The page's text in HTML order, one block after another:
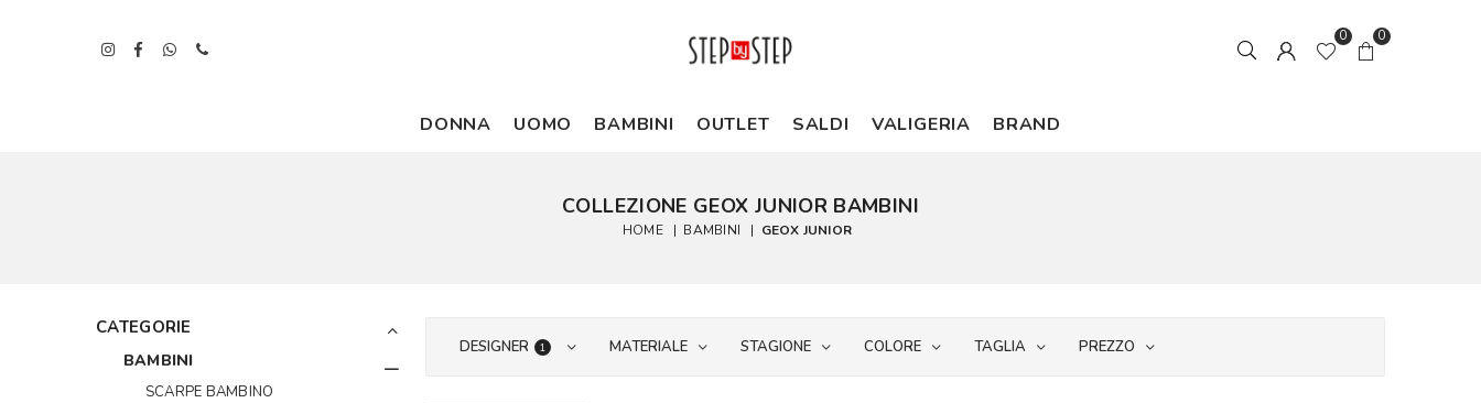
0 0
DONNA UOMO BAMBINI OUTLET SALDI VALIGERIA BRAND
COLLEZIONE GEOX JUNIOR BAMBINI
HOME | BAMBINI | GEOX JUNIOR
CATEGORIE
BAMBINI
SCARPE BAMBINO
DESIGNER 1 MATERIALE STAGIONE COLORE TAGLIA PREZZO